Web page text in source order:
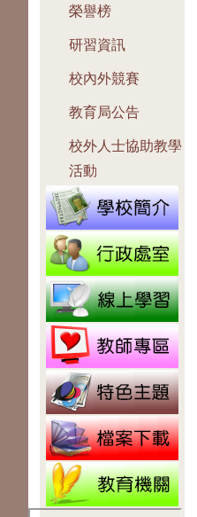
榮譽榜
研習資訊
校內外競賽
教育局公告
校外人士協助教學
活動